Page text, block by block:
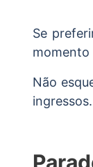
Se
momento
Não
ingressos.